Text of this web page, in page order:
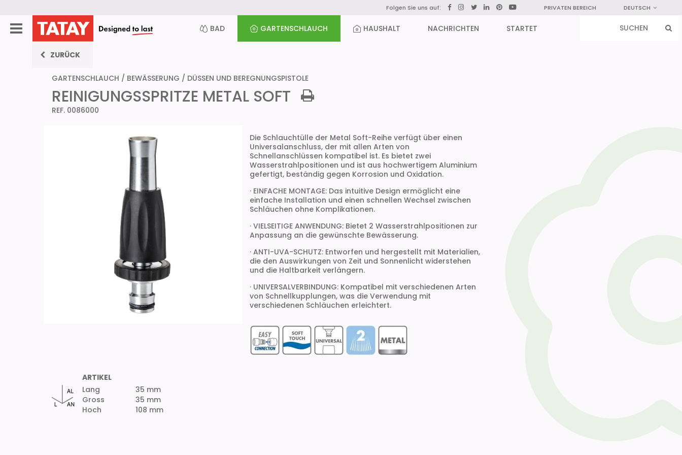
Folgen Sie uns auf: PRIVATEN BEREICH DEUTSCH
BAD GARTENSCHLAUCH HAUSHALT NACHRICHTEN STARTET
ZURÜCK
GARTENSCHLAUCH / BEWÄSSERUNG / DÜSSEN UND BEREGNUNGSPISTOLE
REINIGUNGSSPRITZE METAL SOFT
REF. 0086000
Die Schlauchtülle der Metal Soft-Reihe verfügt über einen
Universalanschluss, der mit allen Arten von
Schnellanschlüssen kompatibel ist. Es bietet zwei
Wasserstrahlpositionen und ist aus hochwertigem Aluminium
gefertigt, beständig gegen Korrosion und Oxidation.
· EINFACHE MONTAGE: Das intuitive Design ermöglicht eine
einfache Installation und einen schnellen Wechsel zwischen
Schläuchen ohne Komplikationen.
· VIELSEITIGE ANWENDUNG: Bietet 2 Wasserstrahlpositionen zur
Anpassung an die gewünschte Bewässerung.
· ANTI-UVA-SCHUTZ: Entworfen und hergestellt mit Materialien,
die den Auswirkungen von Zeit und Sonnenlicht widerstehen
und die Haltbarkeit verlängern.
· UNIVERSALVERBINDUNG: Kompatibel mit verschiedenen Arten
von Schnellkupplungen, was die Verwendung mit
verschiedenen Schläuchen erleichtert.
ARTIKEL
Lang
Gross
Hoch
35 mm
35 mm
108 mm